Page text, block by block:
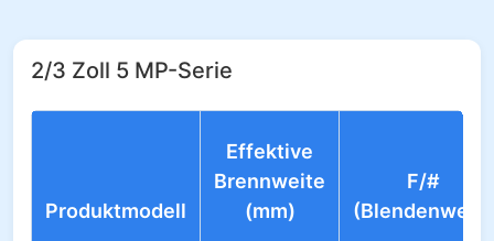
2/3 Zoll 5 MP-Serie
Produktmodell
Effektive
Brennweite
(mm)
F/#
(Blendenwert)